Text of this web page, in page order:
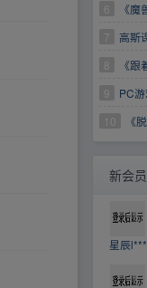
适合！
6
《
7
高斯
8
《
清画质！
9
PC
【👉解
10
《
新会员
星辰l***